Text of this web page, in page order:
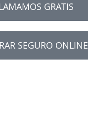
GRATIS
SEGURO ONLINE